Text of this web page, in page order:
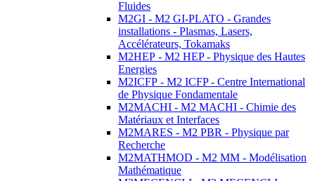
Fluides
M2GI - M2 GI-PLATO - Grandes
installations - Plasmas, Lasers,
Accélérateurs, Tokamaks
M2HEP - M2 HEP - Physique des Hautes
Energies
M2ICFP - M2 ICFP - Centre International
de Physique Fondamentale
M2MACHI - M2 MACHI - Chimie des
Matériaux et Interfaces
M2MARES - M2 PBR - Physique par
Recherche
M2MATHMOD - M2 MM - Modélisation
Mathématique